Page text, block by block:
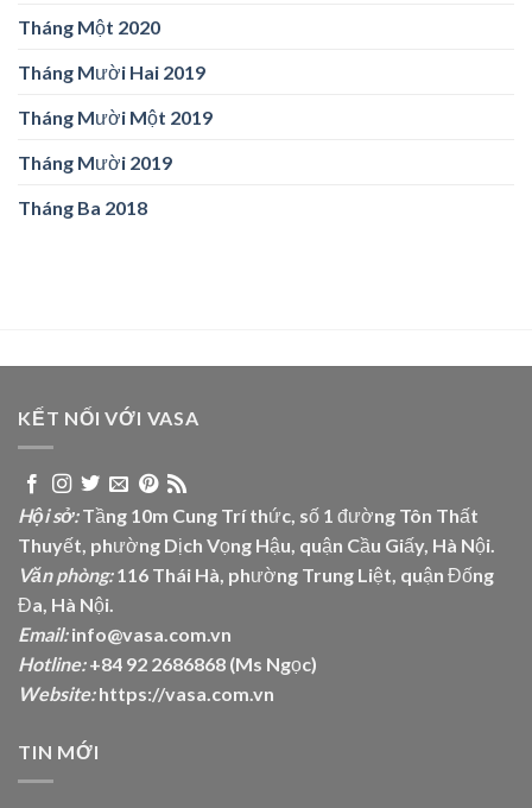
Tháng Một 2020
Tháng Mười Hai 2019
Tháng Mười Một 2019
Tháng Mười 2019
Tháng Ba 2018
KẾT NỐI VỚI VASA
Hội sở:Tầng 10m Cung Trí thức, số 1 đường Tôn Thất
Thuyết, phường Dịch Vọng Hậu, quận Cầu Giấy, Hà Nội.
Văn phòng:116 Thái Hà, phường Trung Liệt, quận Đống
Đa, Hà Nội.
Email:info@vasa.com.vn
Hotline:+84 92 2686868 (Ms Ngọc)
Website: https://vasa.com.vn
TIN MỚI